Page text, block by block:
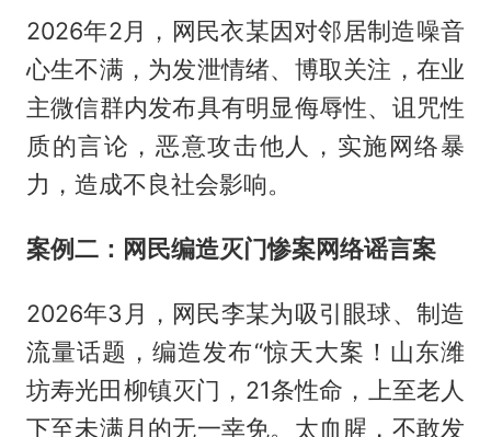
2026年2月，网民衣某因对邻居制造噪音
心生不满，为发泄情绪、博取关注，在业
主微信群内发布具有明显侮辱性、诅咒性
质的言论，恶意攻击他人，实施网络暴
力，造成不良社会影响。
案例二：网民编造灭门惨案网络谣言案
2026年3月，网民李某为吸引眼球、制造
流量话题，编造发布“惊天大案！山东潍
坊寿光田柳镇灭门，21条性命，上至老人
下至未满月的无一幸免。太血腥，不敢发